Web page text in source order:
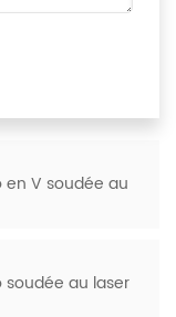
V soudée au
au laser